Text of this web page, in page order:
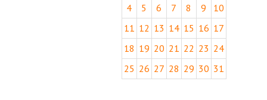
4
5 6 7 8 9
10
11 12 13 14 15 16 17
18 19 20 21 22 23 24
25 26 27 28 29 30 31